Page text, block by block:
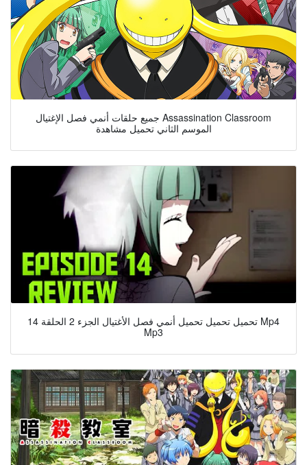
جميع حلقات أنمي فصل الإغتيال Assassination Classroom
الموسم الثاني تحميل مشاهدة
تحميل تحميل تحميل أنمي فصل الأغتيال الجزء 2 الحلقة 14 Mp4
Mp3